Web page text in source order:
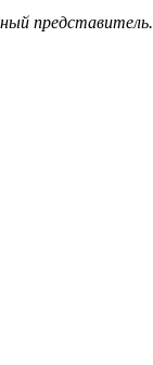
представитель.